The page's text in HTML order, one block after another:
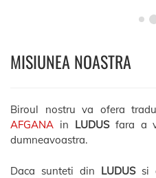
MISIUNEA NOASTRA
Biroul nostru va ofera
AFGANA in LUDUSfara a
dumneavoastra.
Daca sunteti din LUDUSsi